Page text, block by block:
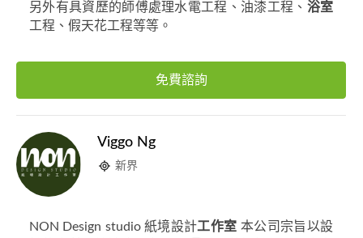
另外有具資歷的師傅處理水電工程、油漆工程、 浴室
工程、假天花工程等等。
免費諮詢
Viggo Ng
新界
NON Design studio 紙境設計工作室 本公司宗旨以設